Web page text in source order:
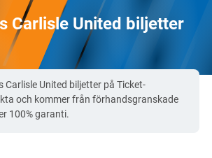
Carlisle United biljetter
Carlisle United biljetter på Ticket-
och kommer från förhandsgranskade
100% garanti.